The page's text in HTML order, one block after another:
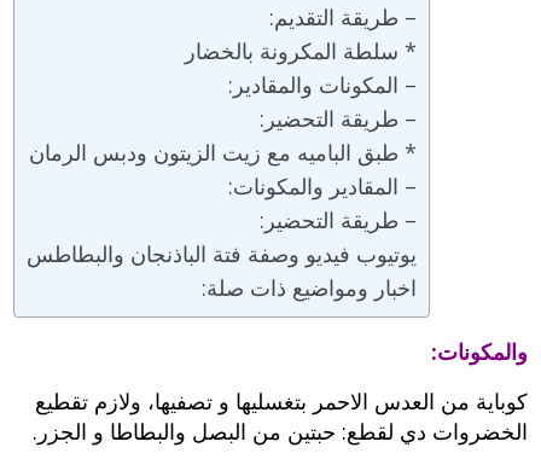
– طريقة التقديم:
* سلطة المكرونة بالخضار
– المكونات والمقادير:
– طريقة التحضير:
* طبق الباميه مع زيت الزيتون ودبس الرمان
– المقادير والمكونات:
– طريقة التحضير:
يوتيوب فيديو وصفة فتة الباذنجان والبطاطس
اخبار ومواضيع ذات صلة:
والمكونات:
كوباية من العدس الاحمر بتغسليها و تصفيها، ولازم تقطيع
الخضروات دي لقطع: حبتين من البصل والبطاطا و الجزر.